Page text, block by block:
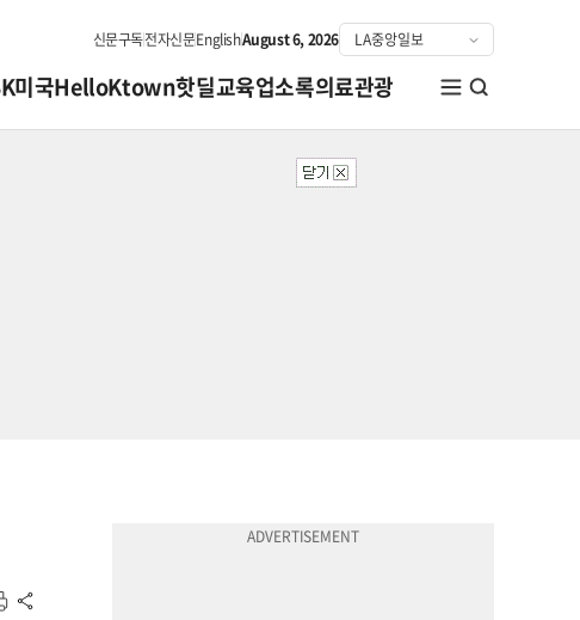
신문구독전자신문EnglishAugust 6, 2026
미국HelloKtown핫딜교육업소록의료관광